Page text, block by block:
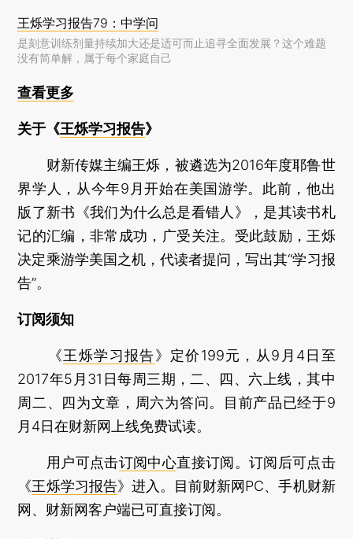
王烁学习报告79：中学问
是刻意训练剂量持续加大还是适可而止追寻全面发展？这个难题
没有简单解，属于每个家庭自己
查看更多
关于《王烁学习报告》
财新传媒主编王烁，被遴选为2016年度耶鲁世
界学人，从今年9月开始在美国游学。此前，他出
版了新书《我们为什么总是看错人》，是其读书札
记的汇编，非常成功，广受关注。受此鼓励，王烁
决定乘游学美国之机，代读者提问，写出其“学习报
告”。
订阅须知
《王烁学习报告》定价199元，从9月4日至
2017年5月31日每周三期，二、四、六上线，其中
周二、四为文章，周六为答问。目前产品已经于9
月4日在财新网上线免费试读。
用户可点击订阅中心直接订阅。订阅后可点击
《王烁学习报告》进入。目前财新网PC、手机财新
网、财新网客户端已可直接订阅。